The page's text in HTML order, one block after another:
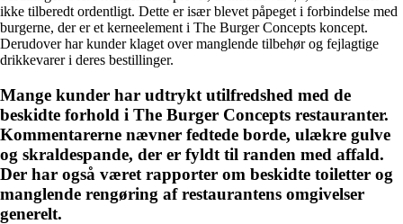
ikke tilberedt ordentligt. Dette er især blevet påpeget i forbindelse med
burgerne, der er et kerneelement i The Burger Concepts koncept.
Derudover har kunder klaget over manglende tilbehør og fejlagtige
drikkevarer i deres bestillinger.
Mange kunder har udtrykt utilfredshed med de
beskidte forhold i The Burger Concepts restauranter.
Kommentarerne nævner fedtede borde, ulækre gulve
og skraldespande, der er fyldt til randen med affald.
Der har også været rapporter om beskidte toiletter og
manglende rengøring af restaurantens omgivelser
generelt.